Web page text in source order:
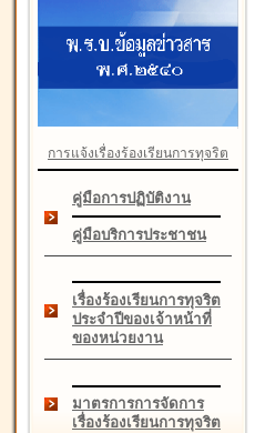
การแจ้งเรื่องร้องเรียนการทุจริต
คู่มือการปฏิบัติงาน
คู่มือบริการประชาชน
เรื่องร้องเรียนการทุจริต
ประจำปีของเจ้าหน้าที่
ของหน่วยงาน
มาตรการการจัดการ
เรื่องร้องเรียนการทุจริต